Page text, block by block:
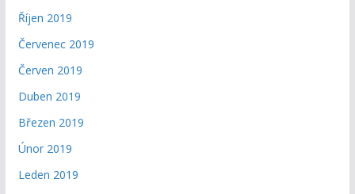
Říjen 2019
Červenec 2019
Červen 2019
Duben 2019
Březen 2019
Únor 2019
Leden 2019